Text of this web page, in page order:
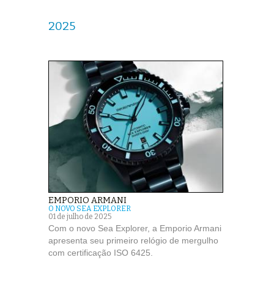
2025
EMPORIO ARMANI
O NOVO SEA EXPLORER
01 de julho de 2025
Com o novo Sea Explorer, a Emporio Armani
apresenta seu primeiro relógio de mergulho
com certificação ISO 6425.